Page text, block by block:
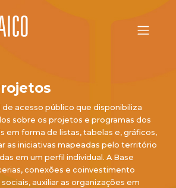
acesso público que disponibiliza
sobre os projetos e programas dos
em forma de listas, tabelas e, gráficos,
as iniciativas mapeadas pelo território
em um perfil individual. A Base
conexões e coinvestimento
auxiliar as organizações em